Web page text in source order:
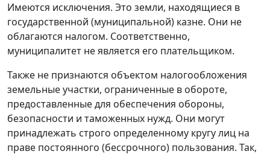
Имеются исключения. Это земли, находящиеся в
государственной (муниципальной) казне. Они не
облагаются налогом. Соответственно,
муниципалитет не является его плательщиком.
Также не признаются объектом налогообложения
земельные участки, ограниченные в обороте,
предоставленные для обеспечения обороны,
безопасности и таможенных нужд. Они могут
принадлежать строго определенному кругу лиц на
праве постоянного (бессрочного) пользования. Так,